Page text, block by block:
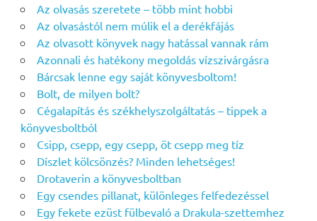
Az olvasás szeretete – több mint hobbi
Az olvasástól nem múlik el a derékfájás
Az olvasott könyvek nagy hatással vannak rám
Azonnali és hatékony megoldás vízszivárgásra
Bárcsak lenne egy saját könyvesboltom!
Bolt, de milyen bolt?
Cégalapítás és székhelyszolgáltatás – tippek a
könyvesboltból
Csipp, csepp, egy csepp, öt csepp meg tíz
Díszlet kölcsönzés? Minden lehetséges!
Drotaverin a könyvesboltban
Egy csendes pillanat, különleges felfedezéssel
Egy fekete ezüst fülbevaló a Drakula-szettemhez